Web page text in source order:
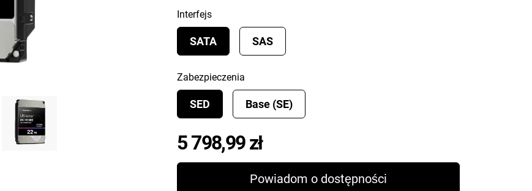
Interfejs
SATA SAS
Zabezpieczenia
SED Base (SE)
5 798,99 złPrice 5 798,99 zł
Powiadom o dostępności